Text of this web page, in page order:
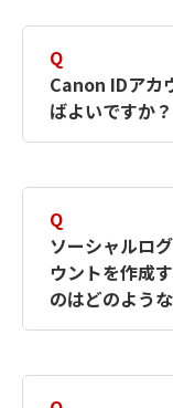
Q
Canon IDアカ
ばよいですか？
す。詳しい
何ですか？
ださい。
Q
ソーシャルロ
ウントを作成
のはどのよう